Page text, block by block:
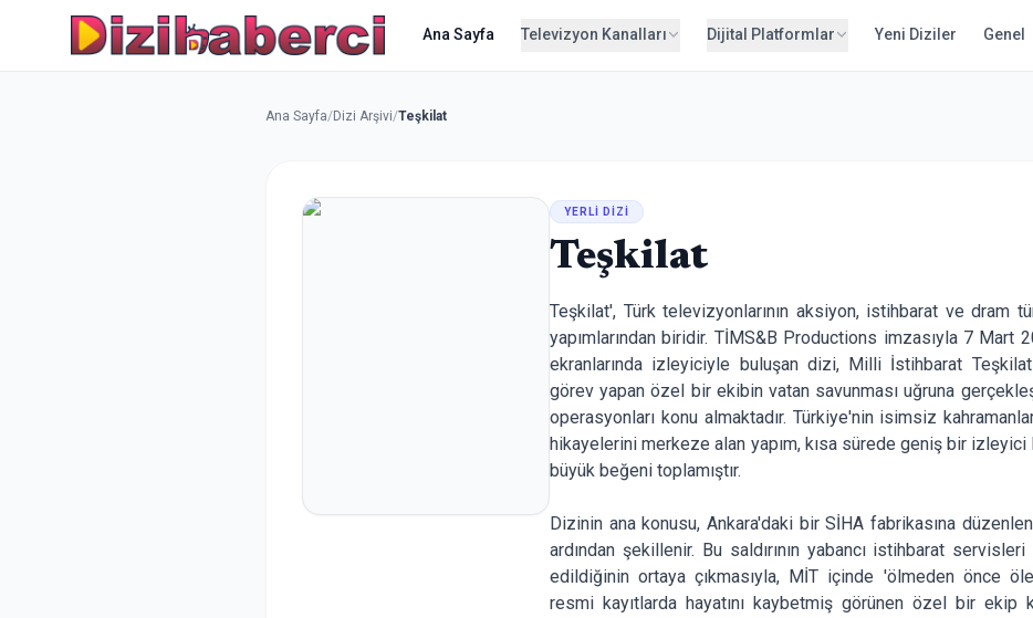
Ana Sayfa Televizyon Kanalları Dijital Platformlar Yeni Diziler Genel
Ana Sayfa/Dizi Arşivi/Teşkilat
YERLI DIZI
Teşkilat
Teşkilat', Türk televizyonlarının aksiyon, istihbarat ve dram
yapımlarından biridir. TİMS&B Productions imzasıyla 7 Mart
ekranlarında izleyiciyle buluşan dizi, Milli İstihbarat
görev yapan özel bir ekibin vatan savunması uğruna
operasyonları konu almaktadır. Türkiye'nin isimsiz
hikayelerini merkeze alan yapım, kısa sürede geniş bir izleyici
büyük beğeni toplamıştır.
Dizinin ana konusu, Ankara'daki bir SİHA fabrikasına
ardından şekillenir. Bu saldırının yabancı istihbarat
edildiğinin ortaya çıkmasıyla, MİT içinde 'ölmeden önce
resmi kayıtlarda hayatını kaybetmiş görünen özel bir ekip